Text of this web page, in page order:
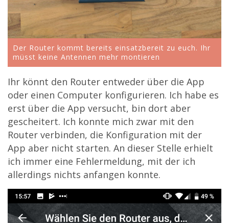
Der Router kommt bereits einsatzbereit zu euch. Ihr
müsst keine Antennen mehr montieren
Ihr könnt den Router entweder über die App
oder einen Computer konfigurieren. Ich habe es
erst über die App versucht, bin dort aber
gescheitert. Ich konnte mich zwar mit den
Router verbinden, die Konfiguration mit der
App aber nicht starten. An dieser Stelle erhielt
ich immer eine Fehlermeldung, mit der ich
allerdings nichts anfangen konnte.